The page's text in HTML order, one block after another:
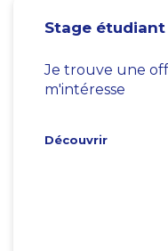
Stage étudiant
Je trouve une
m'intéresse
Découvrir